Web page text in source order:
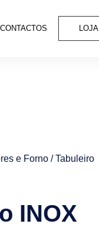
CONTACTOS LOJA
e Forno / Tabuleiro
INOX